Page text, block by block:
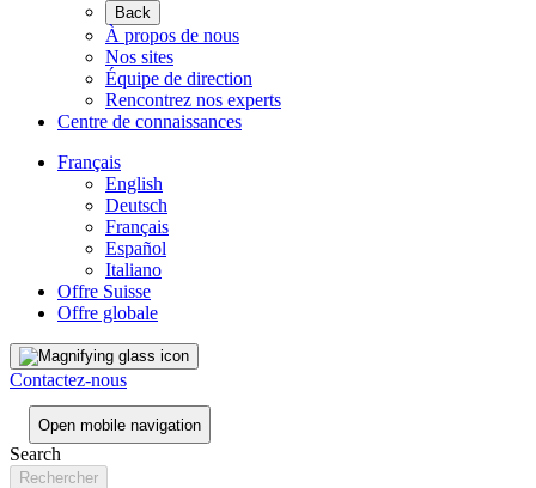
Back
À propos de nous
Nos sites
Équipe de direction
Rencontrez nos experts
Centre de connaissances
Français
English
Deutsch
Français
Español
Italiano
Offre Suisse
Offre globale
Contactez-nous
Open mobile navigation
Search